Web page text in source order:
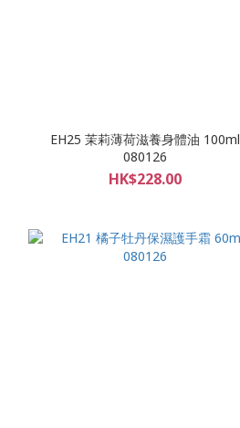
EH25 茉莉薄荷滋養身體油 100ml
080126
HK$228.00